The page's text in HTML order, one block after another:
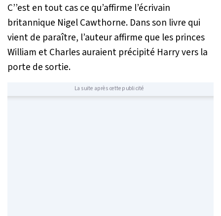
C’’est en tout cas ce qu’affirme l’écrivain
britannique Nigel Cawthorne. Dans son livre qui
vient de paraître, l’auteur affirme que les princes
William et Charles auraient précipité Harry vers la
porte de sortie.
La suite après cette publicité